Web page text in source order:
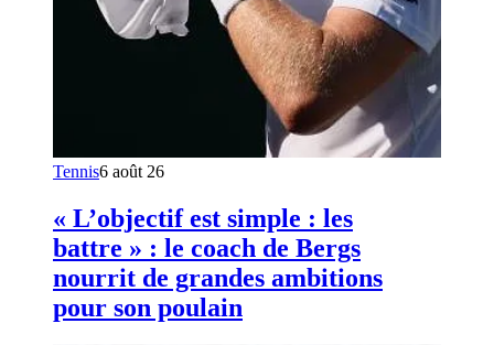
Tennis6 août 26
« L’objectif est simple : les
battre » : le coach de Bergs
nourrit de grandes ambitions
pour son poulain